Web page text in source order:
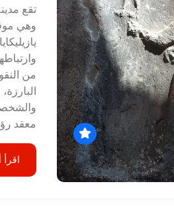
تقع
وهي
من
معقد
اقرأ